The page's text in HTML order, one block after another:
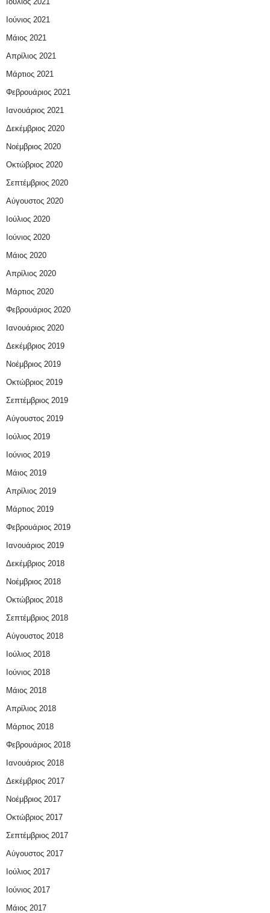
Ιούνιος 2021
Μάιος 2021
Απρίλιος 2021
Μάρτιος 2021
Φεβρουάριος 2021
Ιανουάριος 2021
Δεκέμβριος 2020
Νοέμβριος 2020
Οκτώβριος 2020
Σεπτέμβριος 2020
Αύγουστος 2020
Ιούλιος 2020
Ιούνιος 2020
Μάιος 2020
Απρίλιος 2020
Μάρτιος 2020
Φεβρουάριος 2020
Ιανουάριος 2020
Δεκέμβριος 2019
Νοέμβριος 2019
Οκτώβριος 2019
Σεπτέμβριος 2019
Αύγουστος 2019
Ιούλιος 2019
Ιούνιος 2019
Μάιος 2019
Απρίλιος 2019
Μάρτιος 2019
Φεβρουάριος 2019
Ιανουάριος 2019
Δεκέμβριος 2018
Νοέμβριος 2018
Οκτώβριος 2018
Σεπτέμβριος 2018
Αύγουστος 2018
Ιούλιος 2018
Ιούνιος 2018
Μάιος 2018
Απρίλιος 2018
Μάρτιος 2018
Φεβρουάριος 2018
Ιανουάριος 2018
Δεκέμβριος 2017
Νοέμβριος 2017
Οκτώβριος 2017
Σεπτέμβριος 2017
Αύγουστος 2017
Ιούλιος 2017
Ιούνιος 2017
Μάιος 2017